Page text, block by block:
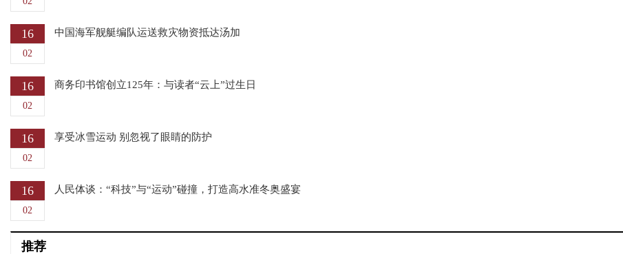
16
02
中国海军舰艇编队运送救灾物资抵达汤加
16
02
商务印书馆创立125年：与读者“云上”过生日
16
02
享受冰雪运动 别忽视了眼睛的防护
16
02
人民体谈：“科技”与“运动”碰撞，打造高水准冬奥盛宴
推荐